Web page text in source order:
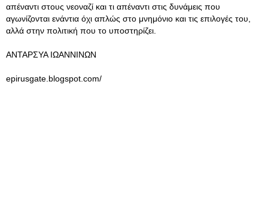
απέναντι στους νεοναζί και τι απέναντι στις δυνάμεις που
αγωνίζονται ενάντια όχι απλώς στο μνημόνιο και τις επιλογές του,
αλλά στην πολιτική που το υποστηρίζει.
ΑΝΤΑΡΣΥΑ ΙΩΑΝΝΙΝΩΝ
epirusgate.blogspot.com/